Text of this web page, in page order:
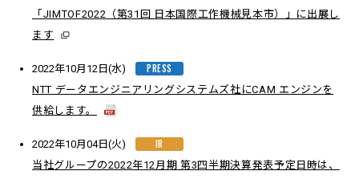
「JIMTOF2022（第31回 日本国際工作機械見本市）」に出展し
ます
2022年10月12日(水) PRESS
NTT データエンジニアリングシステムズ社にCAM エンジンを
供給します。
2022年10月04日(火) IR
当社グループの2022年12月期 第3四半期決算発表予定日時は、